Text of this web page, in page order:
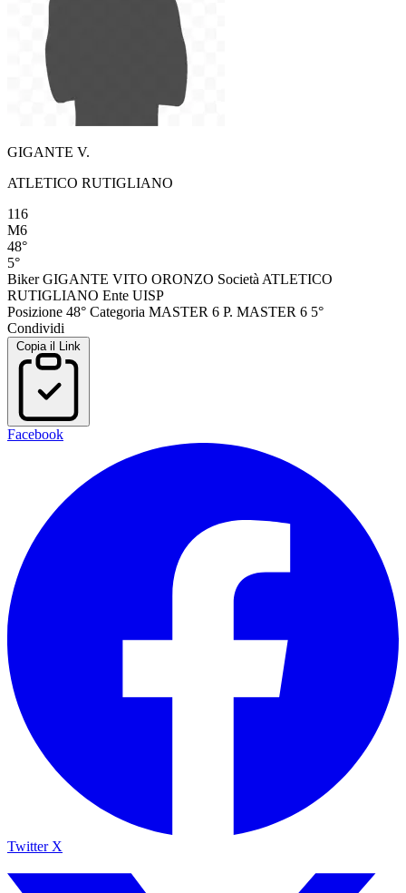
GIGANTE V.
ATLETICO RUTIGLIANO
116
M6
48°
5°
Biker GIGANTE VITO ORONZO Società ATLETICO
RUTIGLIANO Ente UISP
Posizione 48° Categoria MASTER 6 P. MASTER 6 5°
Condividi
Copia il Link
Facebook
Twitter X